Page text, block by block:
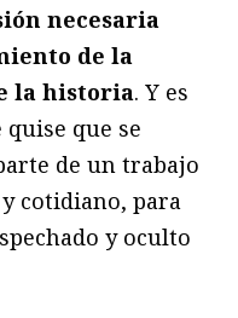
necesaria
de la
la historia. Y es
que se
de un trabajo
cotidiano, para
y oculto